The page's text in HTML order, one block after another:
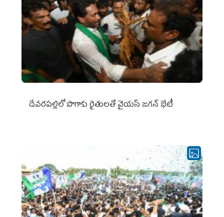
దేవరపల్లిలో పొగాకు రైతులతో వైయస్ జగన్ భేటీ